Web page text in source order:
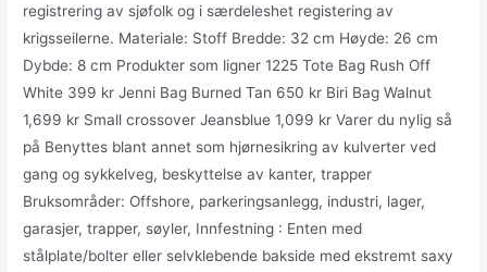
registrering av sjøfolk og i særdeleshet registering av
krigsseilerne. Materiale: Stoff Bredde: 32 cm Høyde: 26 cm
Dybde: 8 cm Produkter som ligner 1225 Tote Bag Rush Off
White 399 kr Jenni Bag Burned Tan 650 kr Biri Bag Walnut
1,699 kr Small crossover Jeansblue 1,099 kr Varer du nylig så
på Benyttes blant annet som hjørnesikring av kulverter ved
gang og sykkelveg, beskyttelse av kanter, trapper
Bruksområder: Offshore, parkeringsanlegg, industri, lager,
garasjer, trapper, søyler, Innfestning : Enten med
stålplate/bolter eller selvklebende bakside med ekstremt saxy